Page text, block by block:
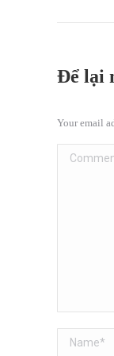
Để lại
Your email
Comment
Name *